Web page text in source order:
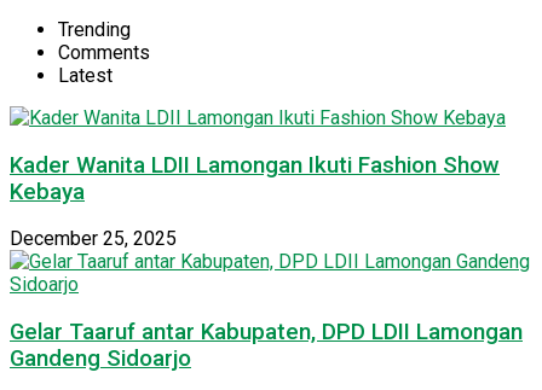
Trending
Comments
Latest
Kader Wanita LDII Lamongan Ikuti Fashion Show
Kebaya
December 25, 2025
Gelar Taaruf antar Kabupaten, DPD LDII Lamongan
Gandeng Sidoarjo